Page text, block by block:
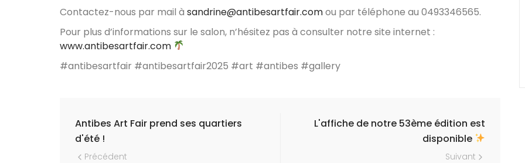
Contactez-nous par mail à sandrine@antibesartfair.comou par téléphone au 0493346565.
Pour plus d’informations sur le salon, n’hésitez pas à consulter notre site internet :
www.antibesartfair.com
#antibesartfair #antibesartfair2025 #art #antibes #gallery
Navigation
Antibes Art Fair prend ses quartiers
d'été !
Précédent
L'affiche de notre 53ème édition est
disponible
Suivant